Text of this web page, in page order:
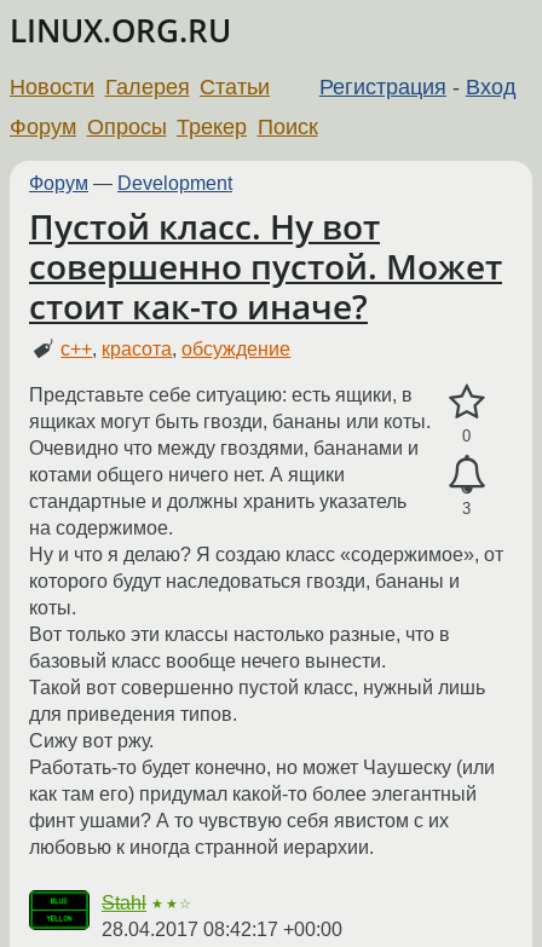
LINUX.ORG.RU
Регистрация - Вход
Новости Галерея Статьи
Форум Опросы Трекер Поиск
Форум — Development
Пустой класс. Ну вот
совершенно пустой. Может
стоит как-то иначе?
c++, красота,обсуждение
0
3
Представьте себе ситуацию: есть ящики, в
ящиках могут быть гвозди, бананы или коты.
Очевидно что между гвоздями, бананами и
котами общего ничего нет. А ящики
стандартные и должны хранить указатель
на содержимое.
Ну и что я делаю? Я создаю класс «содержимое», от
которого будут наследоваться гвозди, бананы и
коты.
Вот только эти классы настолько разные, что в
базовый класс вообще нечего вынести.
Такой вот совершенно пустой класс, нужный лишь
для приведения типов.
Сижу вот ржу.
Работать-то будет конечно, но может Чаушеску (или
как там его) придумал какой-то более элегантный
финт ушами? А то чувствую себя явистом с их
любовью к иногда странной иерархии.
Stahl ★★☆
28.04.2017 08:42:17 +00:00